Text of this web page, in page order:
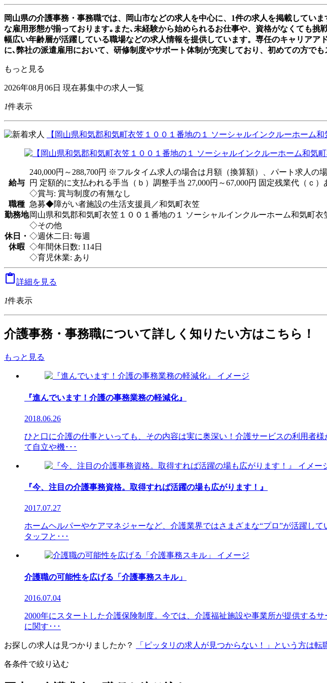
岡山県の介護事務・事務職では、岡山市などの求人を中心に、1件の求人を掲載してい
な雇用形態が揃っております｡また､未経験から始められるお仕事や、資格がなくても
幅広い年齢層が活躍している職場などの求人情報を提供しています。専任のキャリア
に､弊社の派遣雇用において、研修制度やサポート体制が充実しており、初めての方でも
もっと見る
2026年08月06日 現在募集中の求人一覧
1件表示
【岡山県和気郡和気町衣笠１００１番地の１ ソーシャルインクルーホー
給与
240,000円～288,700円 ※フルタイム求人の場合は月額（換算額）、パート求人の
円 定額的に支払われる手当（ｂ）調整手当 27,000円～67,000円 固定残業代（ｃ）
◇賞与: 賞与制度の有無なし
職種 急募◆障がい者施設の生活支援員／和気町衣笠
勤務地 岡山県和気郡和気町衣笠１００１番地の１ ソーシャルインクルーホーム和気町衣
休日・
休暇
◇その他
◇週休二日: 毎週
◇年間休日数: 114日
◇育児休業: あり
 詳細を見る
1件表示
介護事務・事務職について詳しく知りたい方はこちら！
もっと見る
『進んでいます！介護の事務業務の軽減化』
2018.06.26
ひと口に介護の仕事といっても、その内容は実に奥深い！介護サービスの利用者
て自立や機･･･
『今、注目の介護事務資格。取得すれば活躍の場も広がります！』
2017.07.27
ホームヘルパーやケアマネジャーなど、介護業界ではさまざまな“プロ”が活躍し
タッフと･･･
介護職の可能性を広げる「介護事務スキル」
2016.07.04
2000年にスタートした介護保険制度。今では、介護福祉施設や事業所が提供する
に関す･･･
お探しの求人は見つかりましたか？ 「ピッタリの求人が見つからない！」という方は転
各条件で絞り込む